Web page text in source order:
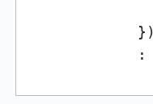
            })
            :